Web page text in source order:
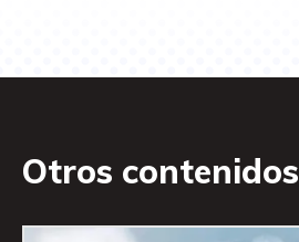
Otros contenidos